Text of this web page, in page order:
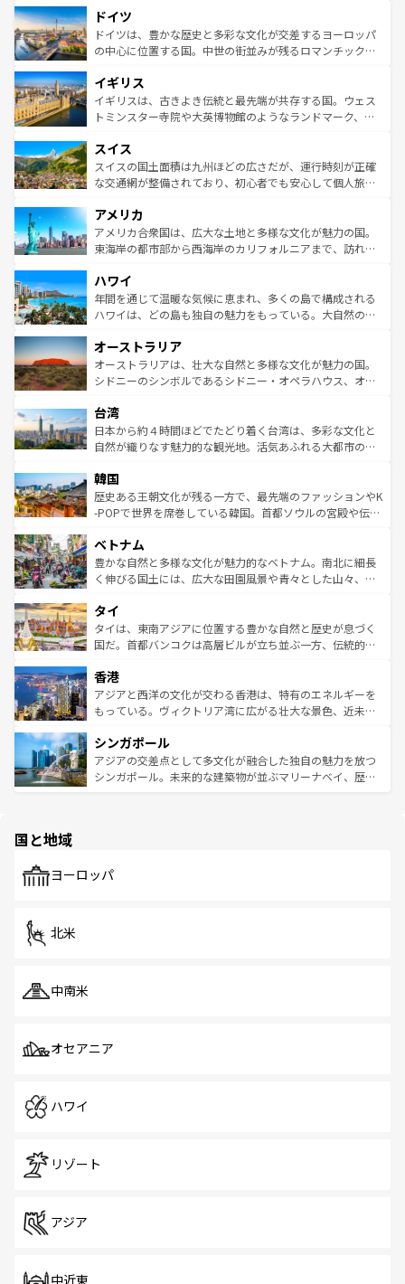
せる。地方によって風土や気候が異なるスペインはその個
性で訪れる人を魅了する。 なお、新着のスペイン情報は コ
ンテンツ一覧を参照してほしい。
で、幅広い魅力が詰まっている。華麗な宮殿、歴史的な大
聖堂、美しいビーチ、そして豊かな自然が、訪れる者を心
から魅了する。また、フランスは美食の国としても知ら
いる。シャンパンの発祥地であるランス、プロヴァンスの
香り高いラベンダー畑など、多彩な楽しみ方が可能だ。さ
らに、パリ以外の地域にも魅力が溢れており、どの街角に
れる地方に足を運ぶとそれぞれで全く異なる文化を体験で
きるだろう。 なお、新着のフランス情報はコンテンツ一覧
を参照してほしい。
ドイツ
ドイツは、豊かな歴史と多彩な文化が交差するヨーロッパ
の中心に位置する国。中世の街並みが残るロマンチック街
顔を持つこの国は、どこを歩いても飽きることがない。ベ
ルリンの文化的活気、バイエルン州のアルプスの絶景、そ
してライン川沿いのワイン畑といった風景は必見。ビール
は、お酒好きな人にはぜひ体験してほしい。 なお、新着の
ドイツ情報はコンテンツ一覧を参照してほしい。
イギリス
イギリスは、古きよき伝統と最先端が共存する国。ウェス
トミンスター寺院や大英博物館のようなランドマーク、歴
リアごとに異なる魅力がある。また、優雅なアフタヌーン
ティー、ビール好きにはたまらない英国パブ、サッカー観
戦など、本場だからこそできる体験も豊富。イギリスを旅
ンツ一覧を参照してほしい。
スイス
スイスの国土面積は九州ほどの広さだが、運行時刻が正確
な交通網が整備されており、初心者でも安心して個人旅行
の建物がそのまま残る町や、スイスならではのユニークな
博物館もあり、アルプス観光だけでなく町歩きも満喫する
ことができる。国民の所得が高いため物価も高いが、旅行
ば市内交通費無料で観光を楽しむこともできる。 なお、新
着のスイス情報はコンテンツ一覧 を参照してほしい。
アメリカ
アメリカ合衆国は、広大な土地と多様な文化が魅力の国。
東海岸の都市部から西海岸のカリフォルニアまで、訪れる
のような巨大都市は、観光、ショッピング、エンターテイ
ンメントが詰まった刺激的なスポットだ。一方、アメリカ
西部には大自然が広がり、グランドキャニオンやイエロー
部のニューオーリンズでは、音楽と美食が融合した独特の
文化が魅力。旅行者はアメリカの各地域で異なる魅力を楽
しみながら、その多様性と豊かな歴史を感じることができ
ならではの贅沢な旅のスタイルだ。 なお、新着のアメリカ
情報はコンテンツ一覧を参照してほしい。
ハワイ
年間を通じて温暖な気候に恵まれ、多くの島で構成される
ハワイは、どの島も独自の魅力をもっている。大自然の神
ワイ島は見逃せない。また、定番の観光地といえばオアフ
島だが、静かな自然を求めるならマウイ島やカウアイ島が
おすすめ。エメラルドグリーンに輝く海をはじめ、豊かな
れるおもてなしの心で訪れる人々を迎えてくれるハワイの
人々、おいしいローカルフードやハワイアンミュージッ
ク、伝統的なフラダンスなど、すべてがハワイの魅力を彩
ワイを、存分に味わってほしい。 なお、新着のハワイ情報
はコンテンツ一覧を参照してほしい。
オーストラリア
オーストラリアは、壮大な自然と多様な文化が魅力の国。
シドニーのシンボルであるシドニー・オペラハウス、オー
リアリーフや大陸中央部にそびえるウルル（エアーズロッ
ク）、タスマニアの美しい原生林やケアンズの熱帯雨林な
ど、見どころがたくさん。また、カフェやワイン、オージ
いる。アクティビティも充実しており、サーフィンやダイ
ビング、ハイキングなど、アウトドア好きにはたまらな
い。オーストラリアの多彩な魅力を存分に味わいつくそ
参照してほしい。
台湾
日本から約４時間ほどでたどり着く台湾は、多彩な文化と
自然が織りなす魅力的な観光地。活気あふれる大都市の台
ン）、静ひつな山岳地帯である台湾東部など、都市の喧騒
と山間の静けさが共存しており、訪れる人に新しい発見と
驚きをもたらしてくれる。また、奥深い台湾の食文化も魅
容にもいいと評判のスイーツなど、バラエティ豊かな料理
が味わえる。 なお、新着の台湾情報は コンテンツ一覧を参
照してほしい。
韓国
歴史ある王朝文化が残る一方で、最先端のファッションやK
-POPで世界を席巻している韓国。首都ソウルの宮殿や伝統
き、地方に足を延ばせば四季折々の自然美を楽しむことが
できる。そして、キムチや焼肉、絶品のストリートフード
まで、さまざまな韓国料理が待っている。夜には、韓国な
リティに包まれながら、韓国の多彩な魅力を心ゆくまで味
わってみてほしい。 なお、新着の韓国情報はコンテンツ一
覧を参照してほしい。
ベトナム
豊かな自然と多様な文化が魅力的なベトナム。南北に細長
く伸びる国土には、広大な田園風景や青々とした山々、世
急速な発展と共に伝統が息づく。ハノイの古い町並みやホ
ーチミン市のフランス統治時代の建物も、独特の雰囲気を
醸し出している。また、バラエティの豊かさとおいしさで
とつ。フォーやバインミー、ベトナムコーヒーなどは、ぜ
ひ現地で味わいたい。どの地域を訪れてもあたたかい人々
が旅行者を迎えてくれるので、きっと忘れられない旅にな
参照してほしい。
タイ
タイは、東南アジアに位置する豊かな自然と歴史が息づく
国だ。首都バンコクは高層ビルが立ち並ぶ一方、伝統的な
の活気が交差している。北部ではチェンマイなどの山岳地
帯で自然と触れ合い、南部ではプーケットやクラビの美し
いビーチでリゾート気分を楽しむことができる。タイ料理
激する。気候は一年中温暖で、どの季節にも異なる楽しみ
が待っている。親しみやすいタイの人々、仏教を中心とし
た文化、そして多様な観光資源が、訪れる旅人を魅了し続
香港
アジアと西洋の文化が交わる香港は、特有のエネルギーを
もっている。ヴィクトリア湾に広がる壮大な景色、近未来
み、どこを訪れても感動するはず。観光スポットが密集し
ており、効率よく見どころを回れるのも魅力。息をのむよ
うな絶景から文化的な体験まで、香港を存分に楽しみ尽く
シンガポール
アジアの交差点として多文化が融合した独自の魅力を放つ
シンガポール。未来的な建築物が並ぶマリーナベイ、歴史
で、ホーカーズは地元の風情を楽しめる外せないスポット
国と地域
ヨーロッパ
北米
中南米
オセアニア
ハワイ
リゾート
アジア
中近東